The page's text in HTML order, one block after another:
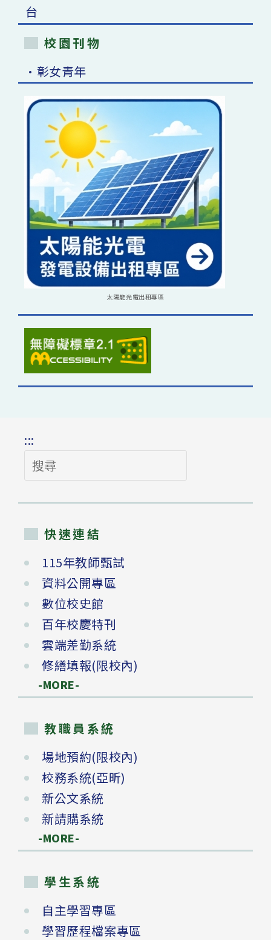
校園刊物
•彰女青年
太陽能光電出租專區
:::
搜
尋
快速連結
115年教師甄試
資料公開專區
數位校史館
百年校慶特刊
雲端差勤系統
修繕填報(限校內)
-MORE-
教職員系統
場地預約(限校內)
校務系統(亞昕)
新公文系統
新請購系統
-MORE-
學生系統
自主學習專區
學習歷程檔案專區